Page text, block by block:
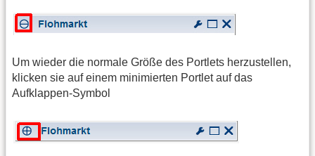
Um wieder die normale Größe des Portlets herzustellen,
klicken sie auf einem minimierten Portlet auf das
Aufklappen-Symbol